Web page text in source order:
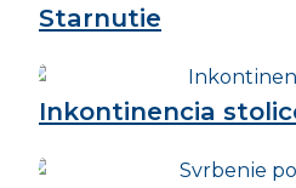
Starnutie
Inkontinencia